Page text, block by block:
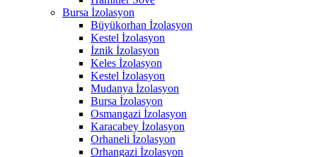
Bursa İzolasyon
Büyükorhan İzolasyon
Kestel İzolasyon
İznik İzolasyon
Keles İzolasyon
Kestel İzolasyon
Mudanya İzolasyon
Bursa İzolasyon
Osmangazi İzolasyon
Karacabey İzolasyon
Orhaneli İzolasyon
Orhangazi İzolasyon